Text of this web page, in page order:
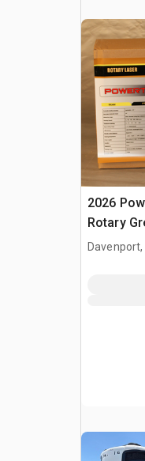
2026
Rotary
laser
Davenport,